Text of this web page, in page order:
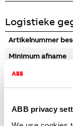
ABB privacy
Logistieke
Artikelnummer
Minimum afname
Stapgrootte afname
Afmetingen
CBS nummer